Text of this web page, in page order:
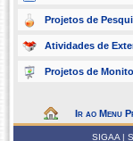
Projetos de
Atividades de
Projetos de
Ir ao Menu
SIGAA |